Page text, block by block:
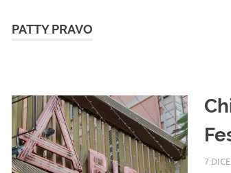
PATTY PRAVO
7